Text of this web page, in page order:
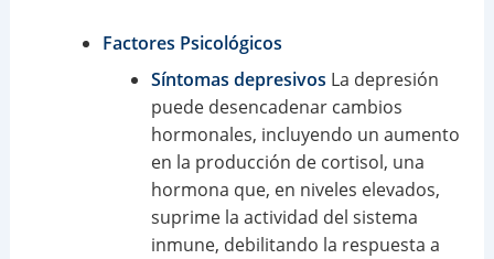
Factores Psicológicos
Síntomas depresivos La depresión
puede desencadenar cambios
hormonales, incluyendo un aumento
en la producción de cortisol, una
hormona que, en niveles elevados,
suprime la actividad del sistema
inmune, debilitando la respuesta a